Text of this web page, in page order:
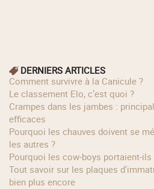
DERNIERS ARTICLES
Comment survivre à la Canicule ?
Le classement Elo, c’est quoi ?
Crampes dans les jambes : principales causes et solutions
efficaces
Pourquoi les chauves doivent se méfier du soleil bien plus que
les autres ?
Pourquoi les cow‑boys
Tout savoir sur les plaques d'immatriculation françaises et
bien plus encore